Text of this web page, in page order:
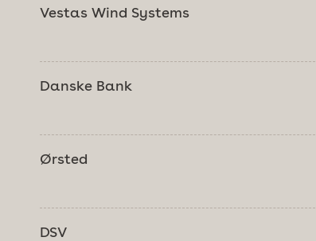
Vestas Wind Systems
Danske Bank
Ørsted
DSV